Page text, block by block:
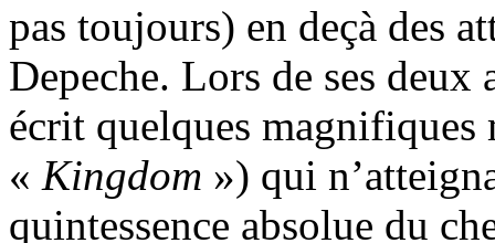
pas toujours) en deçà des
Depeche. Lors de ses
écrit quelques
« Kingdom ») qui
quintessence absolue du